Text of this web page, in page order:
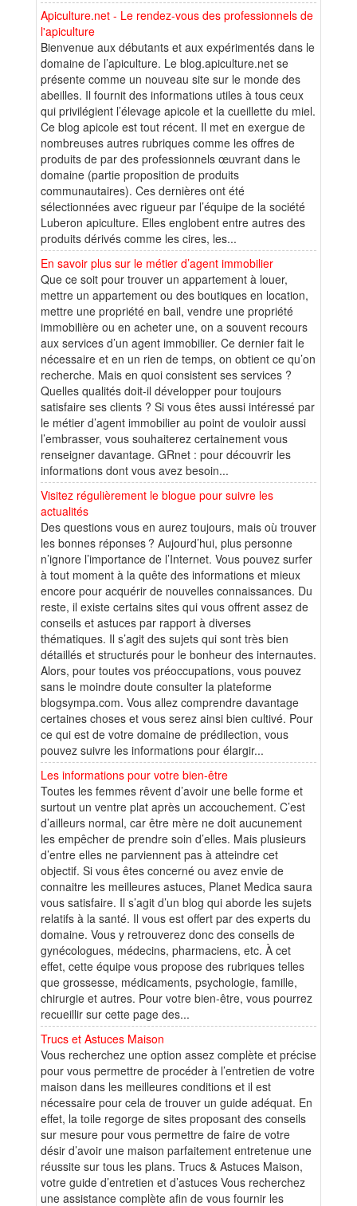
Apiculture.net - Le rendez-vous des professionnels de
l'apiculture
Bienvenue aux débutants et aux expérimentés dans le
domaine de l’apiculture. Le blog.apiculture.net se
présente comme un nouveau site sur le monde des
abeilles. Il fournit des informations utiles à tous ceux
qui privilégient l’élevage apicole et la cueillette du miel.
Ce blog apicole est tout récent. Il met en exergue de
nombreuses autres rubriques comme les offres de
produits de par des professionnels œuvrant dans le
domaine (partie proposition de produits
communautaires). Ces dernières ont été
sélectionnées avec rigueur par l’équipe de la société
Luberon apiculture. Elles englobent entre autres des
produits dérivés comme les cires, les...
En savoir plus sur le métier d’agent immobilier
Que ce soit pour trouver un appartement à louer,
mettre un appartement ou des boutiques en location,
mettre une propriété en bail, vendre une propriété
immobilière ou en acheter une, on a souvent recours
aux services d’un agent immobilier. Ce dernier fait le
nécessaire et en un rien de temps, on obtient ce qu’on
recherche. Mais en quoi consistent ses services ?
Quelles qualités doit-il développer pour toujours
satisfaire ses clients ? Si vous êtes aussi intéressé par
le métier d’agent immobilier au point de vouloir aussi
l’embrasser, vous souhaiterez certainement vous
renseigner davantage. GRnet : pour découvrir les
informations dont vous avez besoin...
Visitez régulièrement le blogue pour suivre les
actualités
Des questions vous en aurez toujours, mais où trouver
les bonnes réponses ? Aujourd’hui, plus personne
n’ignore l’importance de l’Internet. Vous pouvez surfer
à tout moment à la quête des informations et mieux
encore pour acquérir de nouvelles connaissances. Du
reste, il existe certains sites qui vous offrent assez de
conseils et astuces par rapport à diverses
thématiques. Il s’agit des sujets qui sont très bien
détaillés et structurés pour le bonheur des internautes.
Alors, pour toutes vos préoccupations, vous pouvez
sans le moindre doute consulter la plateforme
blogsympa.com. Vous allez comprendre davantage
certaines choses et vous serez ainsi bien cultivé. Pour
ce qui est de votre domaine de prédilection, vous
pouvez suivre les informations pour élargir...
Les informations pour votre bien-être
Toutes les femmes rêvent d’avoir une belle forme et
surtout un ventre plat après un accouchement. C’est
d’ailleurs normal, car être mère ne doit aucunement
les empêcher de prendre soin d’elles. Mais plusieurs
d’entre elles ne parviennent pas à atteindre cet
objectif. Si vous êtes concerné ou avez envie de
connaitre les meilleures astuces, Planet Medica saura
vous satisfaire. Il s’agit d’un blog qui aborde les sujets
relatifs à la santé. Il vous est offert par des experts du
domaine. Vous y retrouverez donc des conseils de
gynécologues, médecins, pharmaciens, etc. À cet
effet, cette équipe vous propose des rubriques telles
que grossesse, médicaments, psychologie, famille,
chirurgie et autres. Pour votre bien-être, vous pourrez
recueillir sur cette page des...
Trucs et Astuces Maison
Vous recherchez une option assez complète et précise
pour vous permettre de procéder à l’entretien de votre
maison dans les meilleures conditions et il est
nécessaire pour cela de trouver un guide adéquat. En
effet, la toile regorge de sites proposant des conseils
sur mesure pour vous permettre de faire de votre
désir d’avoir une maison parfaitement entretenue une
réussite sur tous les plans. Trucs & Astuces Maison,
votre guide d’entretien et d’astuces Vous recherchez
une assistance complète afin de vous fournir les